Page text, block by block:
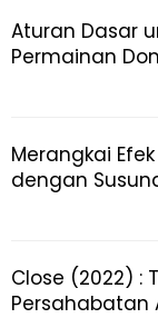
Aturan Dasar
Permainan
Merangkai
dengan
Close (2022) :
Persahabatan